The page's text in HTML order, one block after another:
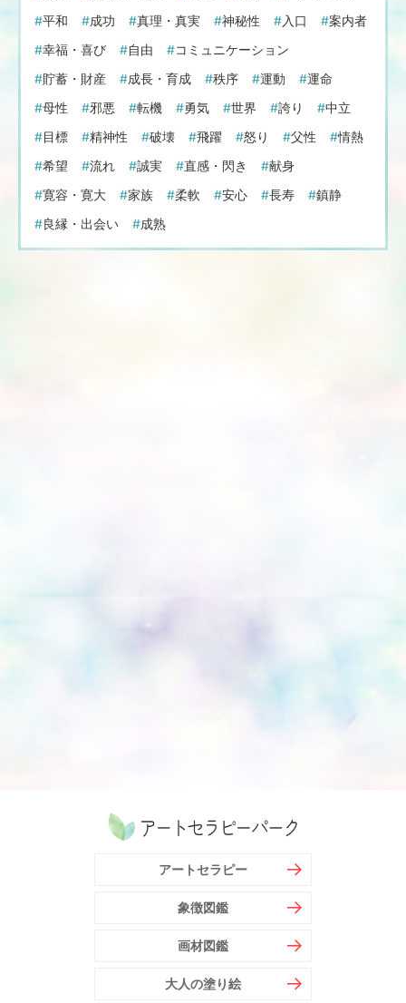
平和
成功 真理・真実 神秘性 入口
案内者
幸福・喜び
自由
コミュニケーション
貯蓄・財産
成長・育成 秩序 運動
運命
母性
邪悪 転機 勇気 世界 誇り
中立
目標
精神性 破壊 飛躍 怒り 父性
情熱
希望
流れ 誠実 直感・閃き
献身
寛容・寛大
家族 柔軟 安心 長寿
鎮静
良縁・出会い
成熟
アートセラピー
象徴図鑑
画材図鑑
大人の塗り絵